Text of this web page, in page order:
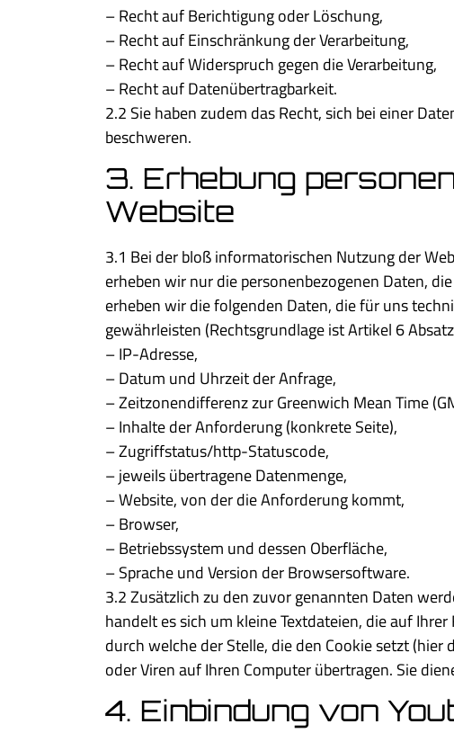
– Recht auf Berichtigung oder Löschung,
– Recht auf Einschränkung der Verarbeitung,
– Recht auf Widerspruch gegen die Verarbeitung,
– Recht auf Datenübertragbarkeit.
2.2 Sie haben zudem das Recht, sich bei einer
beschweren.
3. Erhebung
Website
3.1 Bei der bloß informatorischen Nutzung der
erheben wir nur die personenbezogenen Daten,
erheben wir die folgenden Daten, die für uns
gewährleisten (Rechtsgrundlage ist Artikel 6
– IP-Adresse,
– Datum und Uhrzeit der Anfrage,
– Zeitzonendifferenz zur Greenwich Mean Time
– Inhalte der Anforderung (konkrete Seite),
– Zugriffstatus/http-Statuscode,
– jeweils übertragene Datenmenge,
– Website, von der die Anforderung kommt,
– Browser,
– Betriebssystem und dessen Oberfläche,
– Sprache und Version der Browsersoftware.
3.2 Zusätzlich zu den zuvor genannten Daten
handelt es sich um kleine Textdateien, die auf
durch welche der Stelle, die den Cookie setzt
oder Viren auf Ihren Computer übertragen. Sie
4. Einbindung von